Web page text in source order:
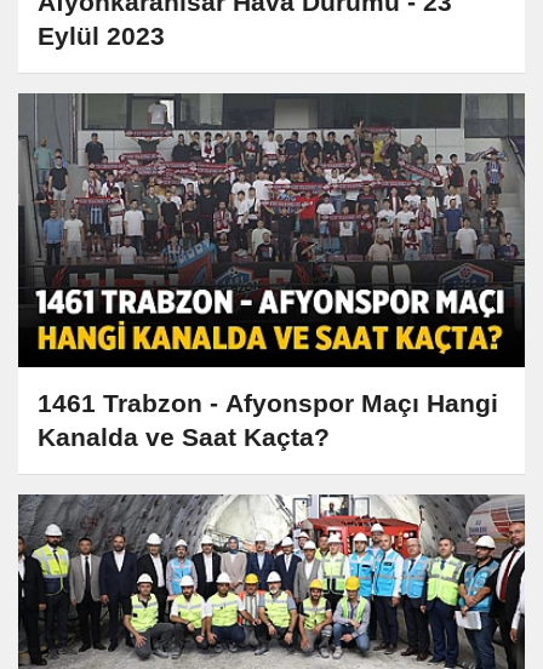
Eylül 2023
1461 Trabzon - Afyonspor Maçı Hangi
Kanalda ve Saat Kaçta?